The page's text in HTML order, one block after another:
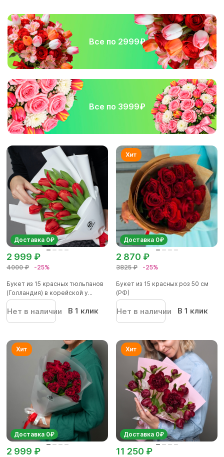
Все по 2999₽
Все по 3999₽
Доставка 0₽
4000 ₽ -25%
2 999 ₽
Букет из 15 красных тюльпанов
(Голландия) в корейской у...
Нет в наличии В 1 клик
Доставка 0₽
3825 ₽ -25%
2 870 ₽
Букет из 15 красных роз 50 см
(РФ)
Нет в наличии В 1 клик
Доставка 0₽
2 999 ₽
Доставка 0₽
11 250 ₽